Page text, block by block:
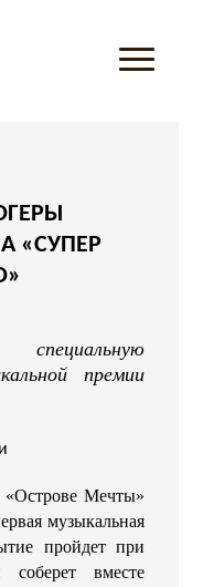
«СУПЕР
специальную
премии
Мечты»
музыкальная
пройдет при
вместе